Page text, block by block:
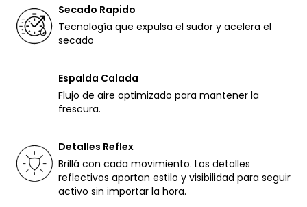
Secado Rapido
Tecnología que expulsa el sudor y acelera el
secado
Espalda Calada
Flujo de aire optimizado para mantener la
frescura.
Detalles Reflex
Brillá con cada movimiento. Los detalles
reflectivos aportan estilo y visibilidad para seguir
activo sin importar la hora.